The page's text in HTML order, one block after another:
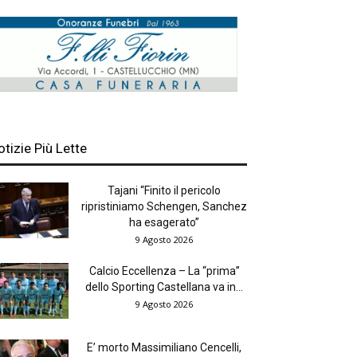
Più Lette
Tajani “Finito il pericolo
ripristiniamo Schengen, Sanchez
ha esagerato”
9 Agosto 2026
Calcio Eccellenza – La “prima”
dello Sporting Castellana va in...
9 Agosto 2026
E’ morto Massimiliano Cencelli,